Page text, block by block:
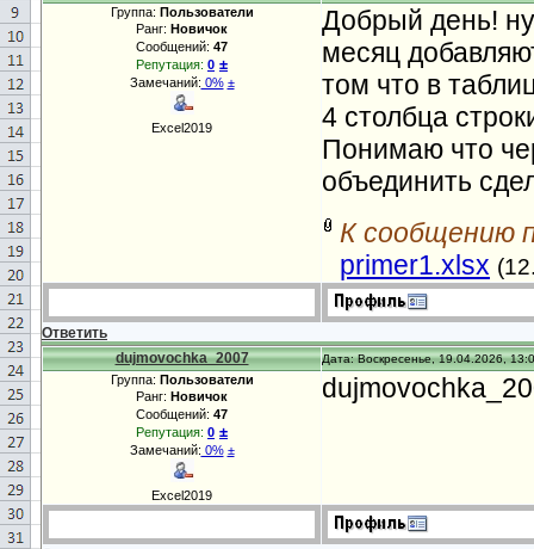
Группа: Пользователи
Ранг: Новичок
Сообщений: 47
Репутация: 0 ±
Замечаний: 0% ±
Excel2019
Добрый день!
месяц
том что в
4 столбца
Понимаю что
объединить
К сообщению
primer1.xlsx
Ответить
dujmovochka_2007
Дата: Воскресенье, 19.04.2026,
Группа: Пользователи
Ранг: Новичок
Сообщений: 47
Репутация: 0 ±
Замечаний: 0% ±
Excel2019